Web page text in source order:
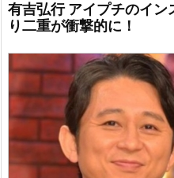
有吉弘行 アイプチのイ
り二重が衝撃的に！